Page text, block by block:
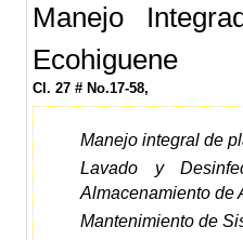
Manejo
Ecohiguene
Cl. 27 # No.17-58,
Manejo integral de
Lavado y
Almacenamiento de
Mantenimiento de